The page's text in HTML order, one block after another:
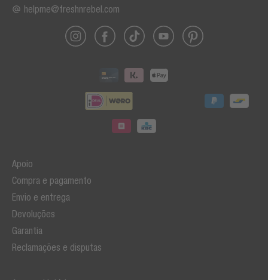
Apoio
Compra e pagamento
Envio e entrega
Devoluções
Garantia
Reclamações e disputas
helpme@freshnrebel.com